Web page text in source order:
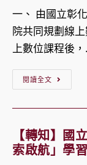
訊
學
系
統
舶
機
電
工
一、 由國立彰
院共同規劃線
上數位課程後
閱讀全文
國
立
彰
【轉知】國
索啟航」學